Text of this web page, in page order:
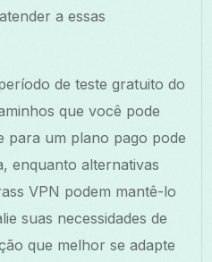
a essas
de teste gratuito do
que você pode
para um plano pago pode
enquanto alternativas
VPN podem mantê-lo
suas necessidades de
que melhor se adapte